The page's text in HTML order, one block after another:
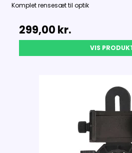
Komplet rensesæt til optik
299,00 kr.
VIS